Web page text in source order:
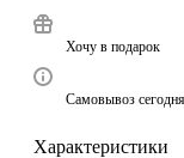
Хочу в подарок
Самовывоз
Характеристики